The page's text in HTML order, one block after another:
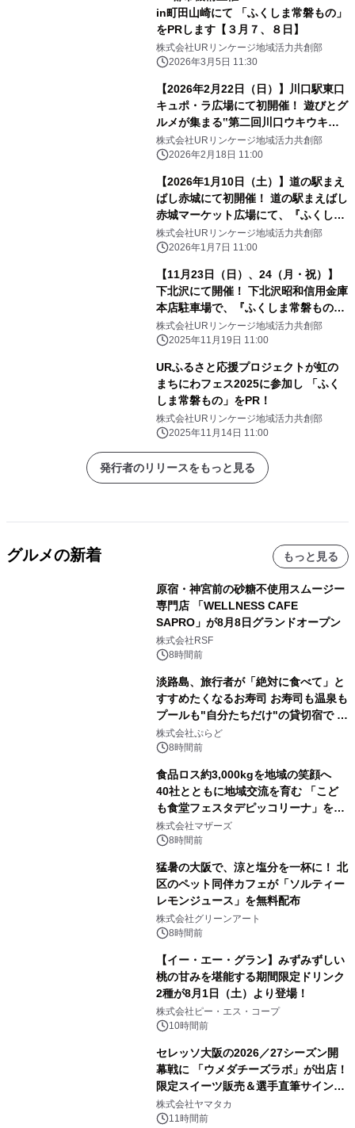
in町田山崎にて 「ふくしま常磐もの」
をPRします【３月７、８日】
株式会社URリンケージ地域活力共創部
2026年3月5日 11:30
【2026年2月22日（日）】川口駅東口
キュポ・ラ広場にて初開催！ 遊びとグ
ルメが集まる‟第二回川口ウキウキフ
ェスティバル”に出店し、『ふくしま
常磐もの』をPR！！
株式会社URリンケージ地域活力共創部
2026年2月18日 11:00
【2026年1月10日（土）】道の駅まえ
ばし赤城にて初開催！ 道の駅まえばし
赤城マーケット広場にて、『ふくしま
常磐もの』PRイベント！！
株式会社URリンケージ地域活力共創部
2026年1月7日 11:00
【11月23日（日）、24（月・祝）】
下北沢にて開催！ 下北沢昭和信用金庫
本店駐車場で、『ふくしま常磐もの』
PRイベント！！
株式会社URリンケージ地域活力共創部
2025年11月19日 11:00
URふるさと応援プロジェクトが虹の
まちにわフェス2025に参加し 「ふく
しま常磐もの」をPR！
株式会社URリンケージ地域活力共創部
2025年11月14日 11:00
発行者のリリースをもっと見る
グルメの新着 もっと見る
原宿・神宮前の砂糖不使用スムージー
専門店 「WELLNESS CAFE
SAPRO」が8月8日グランドオープン
株式会社RSF
8時間前
淡路島、旅行者が「絶対に食べて」と
すすめたくなるお寿司 お寿司も温泉も
プールも"自分たちだけ"の貸切宿で 1
日1組限定「岩屋温泉 絵島別庭 海と
森」の握り寿司プラン
株式会社ぷらど
8時間前
食品ロス約3,000kgを地域の笑顔へ
40社とともに地域交流を育む 「こど
も食堂フェスタデピッコリーナ」を9
月5日(土)開催
株式会社マザーズ
8時間前
猛暑の大阪で、涼と塩分を一杯に！ 北
区のペット同伴カフェが「ソルティー
レモンジュース」を無料配布
株式会社グリーンアート
8時間前
【イー・エー・グラン】みずみずしい
桃の甘みを堪能する期間限定ドリンク
2種が8月1日（土）より登場！
株式会社ピー・エス・コープ
10時間前
セレッソ大阪の2026／27シーズン開
幕戦に 「ウメダチーズラボ」が出店！
限定スイーツ販売＆選手直筆サイング
ッズが当たる抽選会を 8月8日に開催
株式会社ヤマタカ
11時間前